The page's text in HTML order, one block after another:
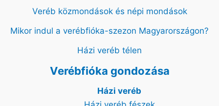
Veréb közmondások és népi mondások
Mikor indul a verébfióka-szezon Magyarországon?
Házi veréb télen
Verébfióka gondozása
Házi veréb